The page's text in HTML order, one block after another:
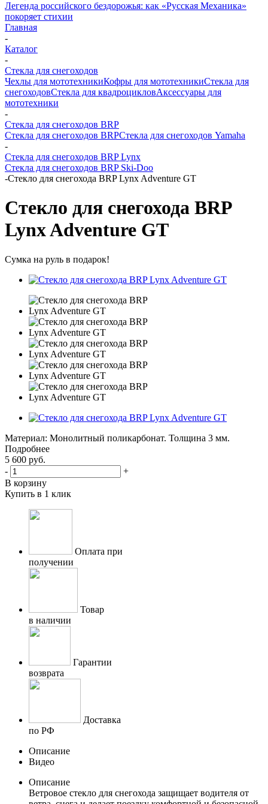
Легенда российского бездорожья: как «Русская Механика»
покоряет стихии
Главная
-
Каталог
-
Стекла для снегоходов
Чехлы для мототехникиКофры для мототехникиСтекла для
снегоходовСтекла для квадроцикловАксессуары для
мототехники
-
Стекла для снегоходов BRP
Стекла для снегоходов BRPСтекла для снегоходов Yamaha
-
Стекла для снегоходов BRP Lynx
Стекла для снегоходов BRP Ski-Doo
-Стекло для снегохода BRP Lynx Adventure GT
Стекло для снегохода BRP
Lynx Adventure GT
Сумка на руль в подарок!
Материал: Монолитный поликарбонат. Толщина 3 мм.
Подробнее
5 600 руб.
-
+
В корзину
Купить в 1 клик
Оплата при
получении
Товар
в наличии
Гарантии
возврата
Доставка
по РФ
Описание
Видео
Описание
Ветровое стекло для снегохода защищает водителя от